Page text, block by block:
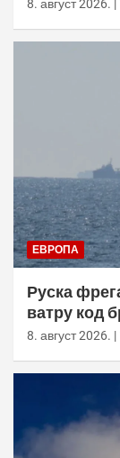
8. август 2026.
ЕВРОПА
Руска
ватру код
морнарица
8. август 2026. |